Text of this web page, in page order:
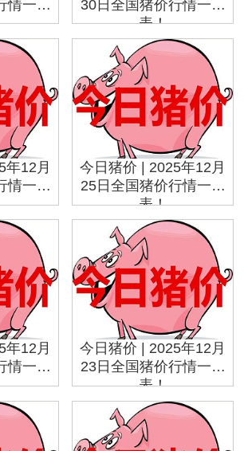
情一览
30日全国猪价行情一览
表！
年12月
情一览
今日猪价 | 2025年12月
25日全国猪价行情一览
表！
年12月
情一览
今日猪价 | 2025年12月
23日全国猪价行情一览
表！